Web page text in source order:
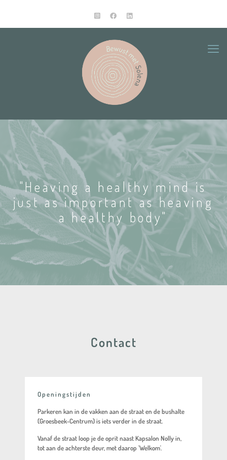
"Heaving a healthy mind is
just as important as heaving
a healthy body"
Contact
Openingstijden
Parkeren kan in de vakken aan de straat en de bushalte
(Groesbeek-Centrum) is iets verder in de straat.
Vanaf de straat loop je de oprit naast Kapsalon Nolly in,
tot aan de achterste deur, met daarop 'Welkom'.